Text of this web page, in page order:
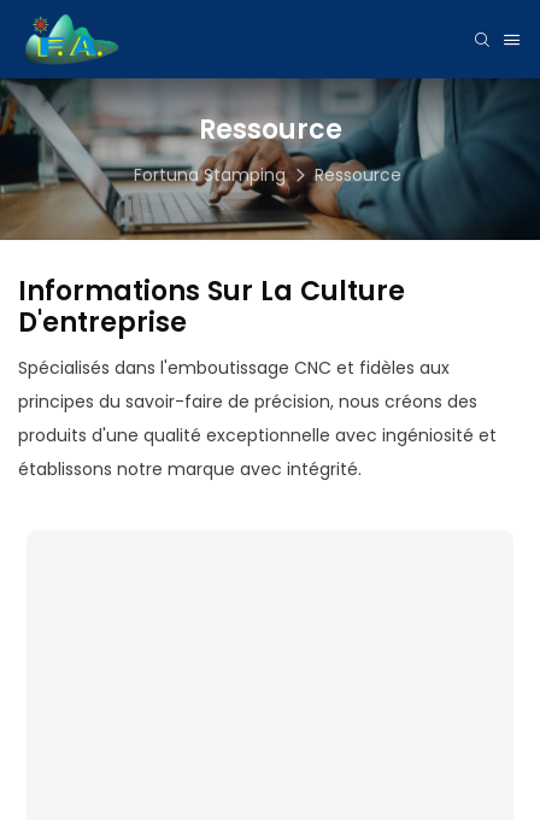
Ressource
Fortuna Stamping Ressource
Informations Sur La Culture
D'entreprise
Spécialisés dans l'emboutissage CNC et fidèles aux
principes du savoir-faire de précision, nous créons des
produits d'une qualité exceptionnelle avec ingéniosité et
établissons notre marque avec intégrité.